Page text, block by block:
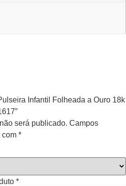
Infantil Folheada a Ouro 18k
será publicado. Campos
com *
*